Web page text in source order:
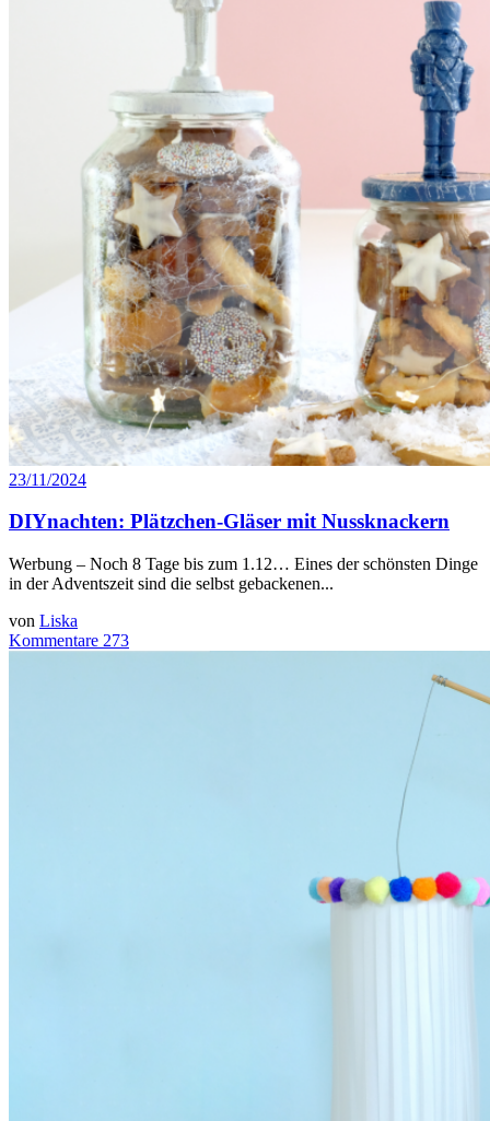
23/11/2024
DIYnachten: Plätzchen-Gläser mit Nussknackern
Werbung – Noch 8 Tage bis zum 1.12… Eines der schönsten Dinge
in der Adventszeit sind die selbst gebackenen...
von Liska
Kommentare 273